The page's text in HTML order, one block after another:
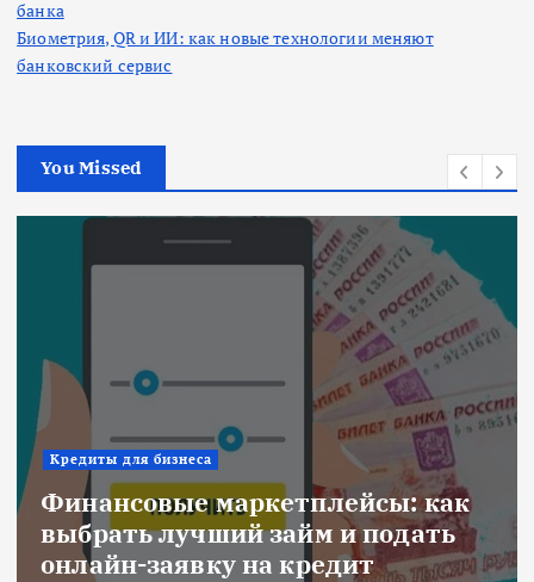
банка
Биометрия, QR и ИИ: как новые технологии меняют
банковский сервис
You Missed
Ипотека
Военная ипотека для семьи:
объединяем все льготы и
субсидии